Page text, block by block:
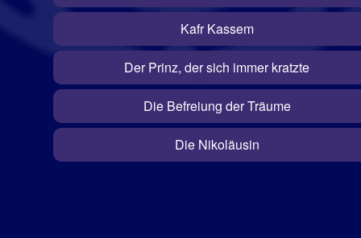
Kafr Kassem
Der Prinz, der sich immer kratzte
Die Befreiung der Träume
Die Nikoläusin